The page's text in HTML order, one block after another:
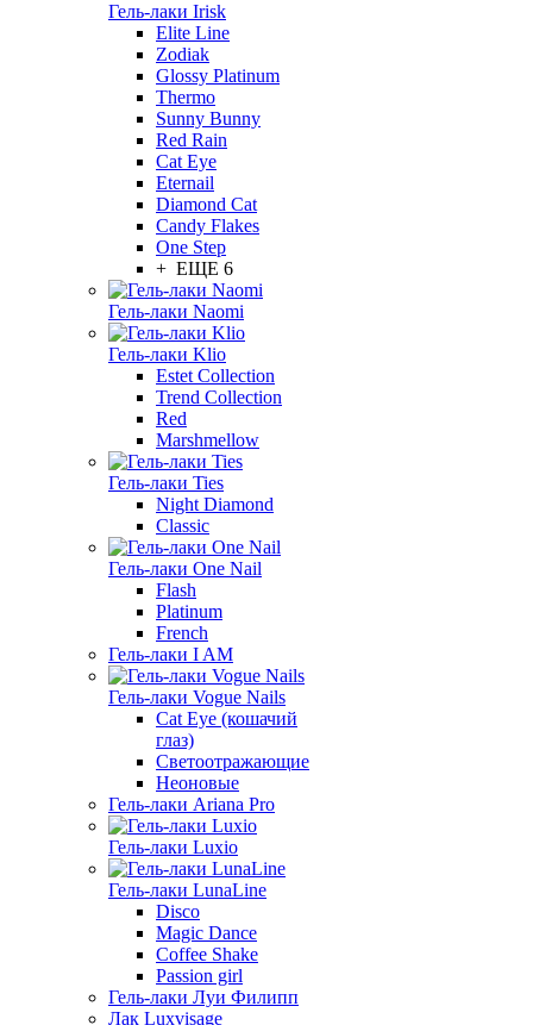
Гель-лаки Irisk
Elite Line
Zodiak
Glossy Platinum
Thermo
Sunny Bunny
Red Rain
Cat Eye
Eternail
Diamond Cat
Candy Flakes
One Step
+ ЕЩЕ 6
Гель-лаки Naomi
Гель-лаки Klio
Estet Collection
Trend Collection
Red
Marshmellow
Гель-лаки Ties
Night Diamond
Classic
Гель-лаки One Nail
Flash
Platinum
French
Гель-лаки I AM
Гель-лаки Vogue Nails
Cat Eye (кошачий
глаз)
Светоотражающие
Неоновые
Гель-лаки Ariana Pro
Гель-лаки Luxio
Гель-лаки LunaLine
Disco
Magic Dance
Coffee Shake
Passion girl
Гель-лаки Луи Филипп
Лак Luxvisage